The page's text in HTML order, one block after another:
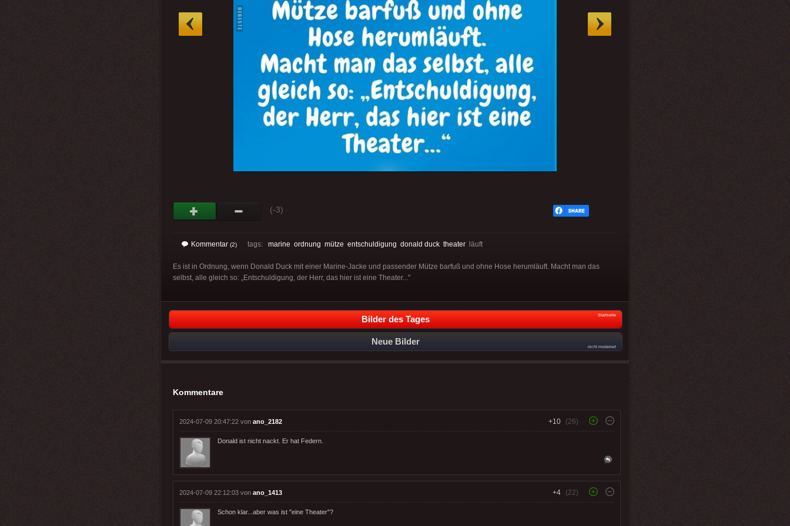
(-3)
Kommentar (2) tags: marine ordnung mütze entschuldigung donald duck theater läuft
Es ist in Ordnung, wenn Donald Duck mit einer Marine-Jacke und passender Mütze barfuß und ohne Hose herumläuft. Macht man das
selbst, alle gleich so: „Entschuldigung, der Herr, das hier ist eine Theater..."
Bilder des Tages Startseite
Neue Bilder
nicht moderiert
Kommentare
2024-07-09 20:47:22 von ano_2182 +10 (26)
Donald ist nicht nackt. Er hat Federn.
2024-07-09 22:12:03 von ano_1413 +4 (22)
Schon klar...aber was ist "eine Theater"?